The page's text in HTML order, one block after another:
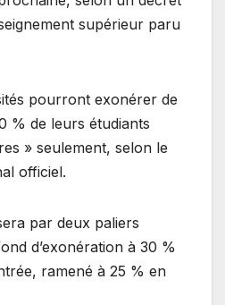
supérieur paru
pourront exonérer de
% de leurs étudiants
» seulement, selon le
officiel.
par deux paliers
d’exonération à 30 %
ramené à 25 % en